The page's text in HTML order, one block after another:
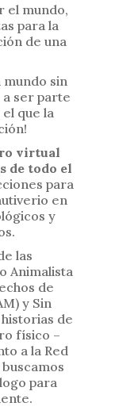
el mundo,
para la
de una
mundo sin
a ser parte
que la
virtual
de todo el
para
en
y
las
Animalista
de
y Sin
de
físico –
a la Red
buscamos
para